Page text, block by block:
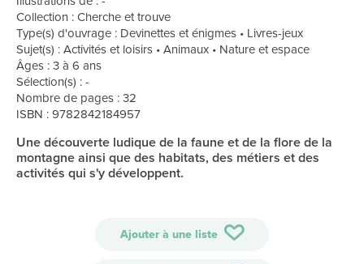
Collection : Cherche et trouve
Type(s) d'ouvrage : Devinettes et énigmes • Livres-jeux
Sujet(s) : Activités et loisirs • Animaux • Nature et espace
Âges : 3 à 6 ans
Sélection(s) : -
Nombre de pages : 32
ISBN : 9782842184957
Une découverte ludique de la faune et de la flore de la
montagne ainsi que des habitats, des métiers et des
activités qui s'y développent.
Ajouter à une liste